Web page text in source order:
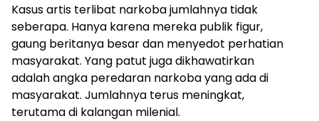
Kasus artis terlibat narkoba jumlahnya tidak
seberapa. Hanya karena mereka publik figur,
gaung beritanya besar dan menyedot perhatian
masyarakat. Yang patut juga dikhawatirkan
adalah angka peredaran narkoba yang ada di
masyarakat. Jumlahnya terus meningkat,
terutama di kalangan milenial.